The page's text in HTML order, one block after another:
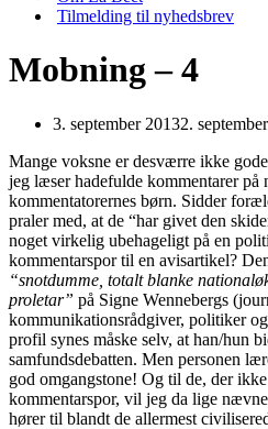
Tilmelding til nyhedsbrev
Mobning – 4
3. september 20132.
Mange voksne er desværre ikke
jeg læser hadefulde kommentarer på
kommentatorernes børn. Sidder
praler med, at de “har givet den
noget virkelig ubehageligt på en
kommentarspor til en avisartikel?
“snotdumme, totalt blanke
proletar” på Signe Wennebergs
kommunikationsrådgiver, politiker
profil synes måske selv, at han/hun
samfundsdebatten. Men personen
god omgangstone! Og til de, der
kommentarspor, vil jeg da lige
hører til blandt de allermest